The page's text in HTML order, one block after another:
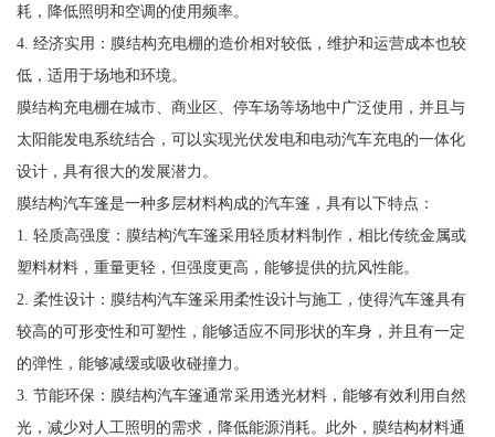
耗，降低照明和空调的使用频率。
4. 经济实用：膜结构充电棚的造价相对较低，维护和运营成本也较
低，适用于场地和环境。
膜结构充电棚在城市、商业区、停车场等场地中广泛使用，并且与
太阳能发电系统结合，可以实现光伏发电和电动汽车充电的一体化
设计，具有很大的发展潜力。
膜结构汽车篷是一种多层材料构成的汽车篷，具有以下特点：
1. 轻质高强度：膜结构汽车篷采用轻质材料制作，相比传统金属或
塑料材料，重量更轻，但强度更高，能够提供的抗风性能。
2. 柔性设计：膜结构汽车篷采用柔性设计与施工，使得汽车篷具有
较高的可形变性和可塑性，能够适应不同形状的车身，并且有一定
的弹性，能够减缓或吸收碰撞力。
3. 节能环保：膜结构汽车篷通常采用透光材料，能够有效利用自然
光，减少对人工照明的需求，降低能源消耗。此外，膜结构材料通